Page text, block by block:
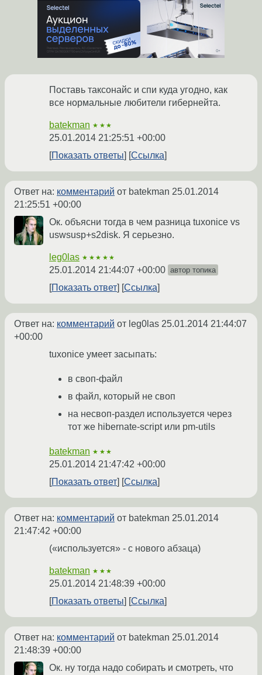
Поставь таксонайс и спи куда угодно, как
все нормальные любители гибернейта.
batekman ★★★
25.01.2014 21:25:51 +00:00
Показать ответы
Ссылка
Ответ на: комментарий от batekman 25.01.2014
21:25:51 +00:00
Ок. объясни тогда в чем разница tuxonice vs
uswsusp+s2disk. Я серьезно.
leg0las ★★★★★
25.01.2014 21:44:07 +00:00 автор топика
Показать ответ Ссылка
Ответ на: комментарий от leg0las 25.01.2014 21:44:07
+00:00
tuxonice умеет засыпать:
в своп-файл
в файл, который не своп
на несвоп-раздел используется через
тот же hibernate-script или pm-utils
batekman ★★★
25.01.2014 21:47:42 +00:00
Показать ответ
Ссылка
Ответ на: комментарий от batekman 25.01.2014
21:47:42 +00:00
(«используется» - с нового абзаца)
batekman ★★★
25.01.2014 21:48:39 +00:00
Показать ответы
Ссылка
Ответ на: комментарий от batekman 25.01.2014
21:48:39 +00:00
Ок. ну тогда надо собирать и смотреть, что